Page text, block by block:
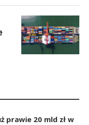
prawie 20 mld zł w